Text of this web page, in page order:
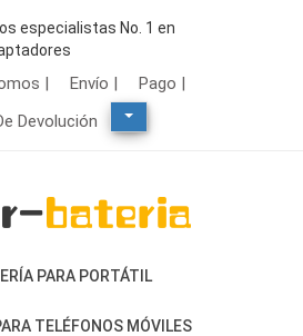
especialistas No. 1 en
| Envío |
Pago |
Devolución
PARA PORTÁTIL
TELÉFONOS MÓVILES